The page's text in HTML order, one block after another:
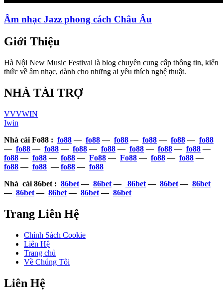
Âm nhạc Jazz phong cách Châu Âu
Giới Thiệu
Hà Nội New Music Festival là blog chuyên cung cấp thông tin, kiến
thức về âm nhạc, dành cho những ai yêu thích nghệ thuật.
NHÀ TÀI TRỢ
VVVWIN
Iwin
Nhà cái Fo88 : fo88— fo88— fo88— fo88— fo88— fo88
— fo88— fo88— fo88— fo88— fo88— fo88— fo88—
fo88— fo88— fo88— Fo88— Fo88— fo88— fo88—
fo88— fo88 —fo88— fo88
Nhà cái 86bet : 86bet— 86bet— 86bet— 86bet— 86bet
— 86bet— 86bet— 86bet— 86bet
Trang Liên Hệ
Chính Sách Cookie
Liên Hệ
Trang chủ
Về Chúng Tôi
Liên Hệ